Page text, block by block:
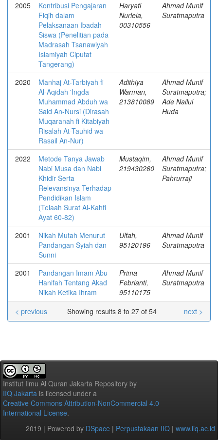
2005
Kontribusi Pengajaran
Fiqih dalam
Pelaksanaan Ibadah
Siswa (Penelitian pada
Madrasah Tsanawiyah
Islamiyah Ciputat
Tangerang)
Haryati
Nurlela,
00310556
Ahmad Munif
Suratmaputra
2020
Manhaj At-Tarbiyah fi
Al-Aqidah 'Ingda
Muhammad Abduh wa
Said An-Nursi (Dirasah
Muqaranah fi Kitabiyah
Risalah At-Tauhid wa
Rasail An-Nur)
Adithiya
Warman,
213810089
Ahmad Munif
Suratmaputra;
Ade Nailul
Huda
2022
Metode Tanya Jawab
Nabi Musa dan Nabi
Khidir Serta
Relevansinya Terhadap
Pendidikan Islam
(Telaah Surat Al-Kahfi
Ayat 60-82)
Mustaqim,
219430260
Ahmad Munif
Suratmaputra;
Pahrurraji
2001
Nikah Mutah Menurut
Pandangan Syiah dan
Sunni
Ulfah,
95120196
Ahmad Munif
Suratmaputra
2001
Pandangan Imam Abu
Hanifah Tentang Akad
Nikah Ketika Ihram
Prima
Febrianti,
95110175
Ahmad Munif
Suratmaputra
Showing results 8 to 27 of 54
< previous next >
Institut Ilmu Al Quran Jakarta Repository by
IIQ Jakarta is licensed under a
Creative Commons Attribution-NonCommercial 4.0
International License.
2019 | Powered by DSpace | Perpustakaan IIQ | www.iiq.ac.id